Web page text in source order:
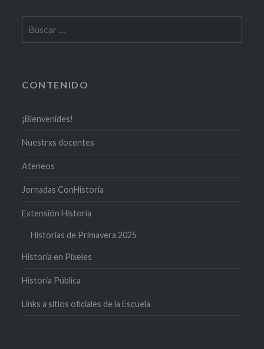
CONTENIDO
¡Bienvenides!
Nuestrxs docentes
Ateneos
Jornadas ConHistoria
Extensión Historia
Historias de Primavera 2025
Historia en Pixeles
Historia Pública
Links a sitios oficiales de la Escuela